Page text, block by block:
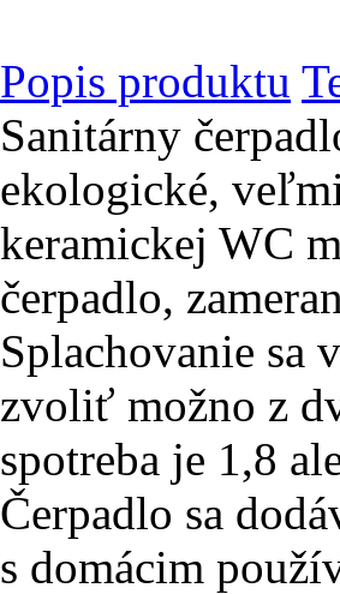
Popis produktu
Sanitárny
ekologické,
keramickej WC
čerpadlo,
Splachovanie sa
zvoliť možno z
spotreba je 1,8
Čerpadlo sa
s domácim